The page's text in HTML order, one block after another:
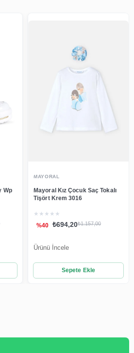
Wp
MAYORAL
Mayoral Kız Çocuk Saç Tokalı
Tişört Krem 3016
★ ★ ★ ★ ★
₺694,20₺1.157,00
%40
Sepete Ekle
Ürünü İncele